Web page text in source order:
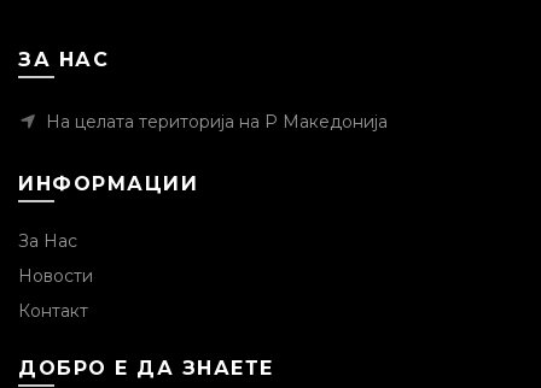
ЗА НАС
На целата територија на Р Македонија
ИНФОРМАЦИИ
За Нас
Новости
Контакт
ДОБРО Е ДА ЗНАЕТЕ